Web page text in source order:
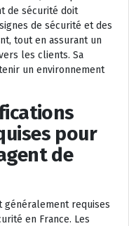
de sécurité doit
de sécurité et des
tout en assurant un
les clients. Sa
un environnement
pour
de
généralement requises
en France. Les